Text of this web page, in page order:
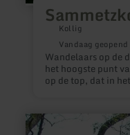
Kollig
Vandaag geopend
Wandelaars op de
het hoogste punt
op de top, dat in
verstrekkend.
meer
informatie